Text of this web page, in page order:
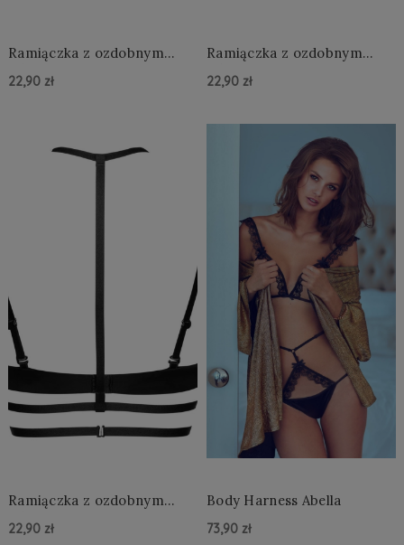
Ramiączka z ozdobnym
22,90 zł
Ramiączka z ozdobnym
22,90 zł
Do Koszyka »
Ramiączka z ozdobnym
22,90 zł
Body Harness Abella
73,90 zł